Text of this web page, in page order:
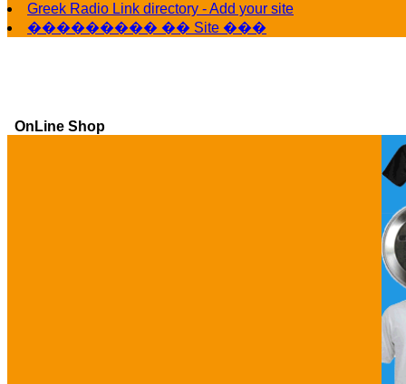
Greek Radio Link directory - Add your site
��������� �� Site ���
OnLine Shop